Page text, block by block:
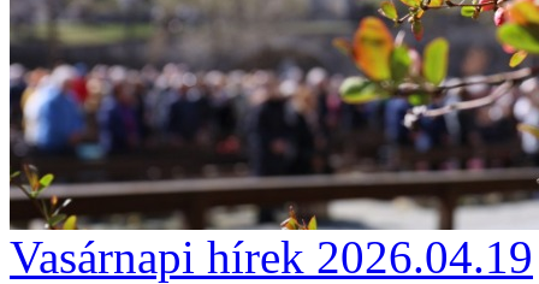
Vasárnapi hírek 2026.04.19